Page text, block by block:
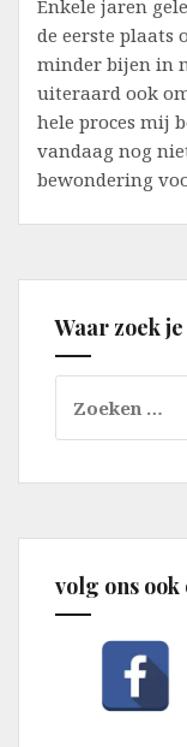
Enkele jaren
de eerste
minder bijen in
uiteraard ook
hele proces mij
vandaag nog
bewondering
Waar zoek
naar:
volg ons ook